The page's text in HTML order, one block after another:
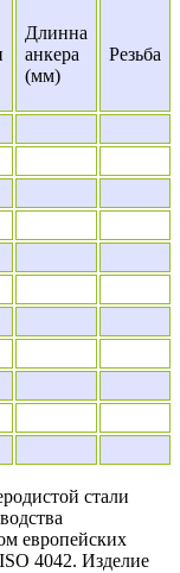
Длинна
анкера
(мм)
Резьба
стали
европейских
4042. Изделие